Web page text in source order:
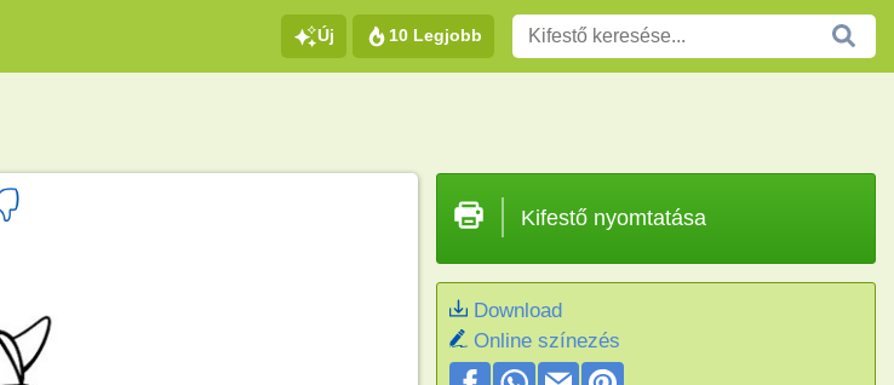
Új 10 Legjobb
Kifestő nyomtatása
Download
Online színezés